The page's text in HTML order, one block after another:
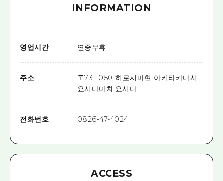
INFORMATION
영업시간 연중무휴
주소 〒731-0501히로시마현 아키타카다시
요시다마치 요시다
전화번호 0826-47-4024
ACCESS